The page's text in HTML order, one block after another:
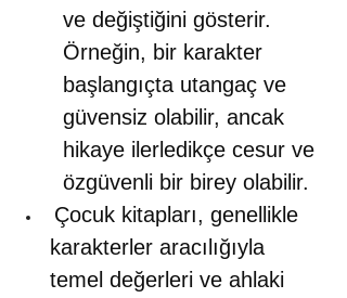
ve değiştiğini gösterir.
Örneğin, bir karakter
başlangıçta utangaç ve
güvensiz olabilir, ancak
hikaye ilerledikçe cesur ve
özgüvenli bir birey olabilir.
Çocuk kitapları, genellikle
karakterler aracılığıyla
temel değerleri ve ahlaki